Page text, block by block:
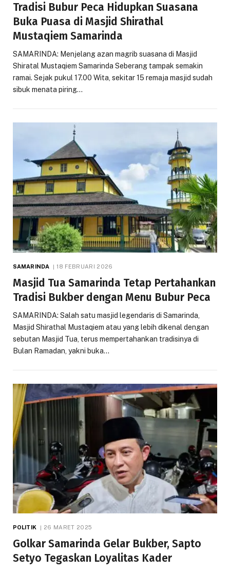
Tradisi Bubur Peca Hidupkan Suasana
Buka Puasa di Masjid Shirathal
Mustaqiem Samarinda
SAMARINDA: Menjelang azan magrib suasana di Masjid
Shiratal Mustaqiem Samarinda Seberang tampak semakin
ramai. Sejak pukul 17.00 Wita, sekitar 15 remaja masjid sudah
sibuk menata piring…
SAMARINDA 18 FEBRUARI 2026
Masjid Tua Samarinda Tetap Pertahankan
Tradisi Bukber dengan Menu Bubur Peca
SAMARINDA: Salah satu masjid legendaris di Samarinda,
Masjid Shirathal Mustaqiem atau yang lebih dikenal dengan
sebutan Masjid Tua, terus mempertahankan tradisinya di
Bulan Ramadan, yakni buka…
POLITIK 26 MARET 2025
Golkar Samarinda Gelar Bukber, Sapto
Setyo Tegaskan Loyalitas Kader